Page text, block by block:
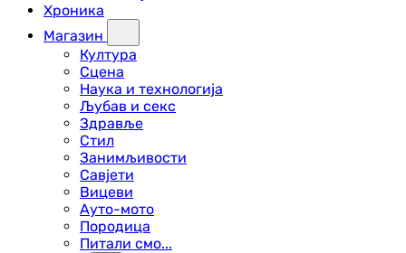
Хроника
Магазин
Култура
Сцена
Наука и технологија
Љубав и секс
Здравље
Стил
Занимљивости
Савјети
Вицеви
Ауто-мото
Породица
Питали смо...